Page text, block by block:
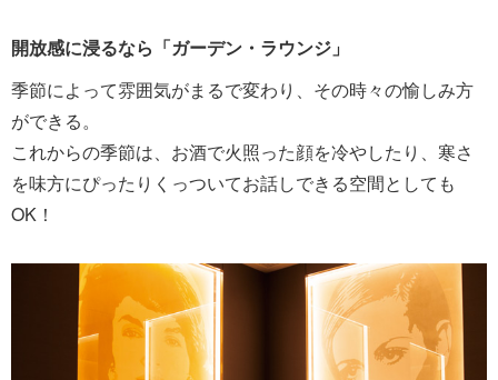
開放感に浸るなら「ガーデン・ラウンジ」
季節によって雰囲気がまるで変わり、その時々の愉しみ方
ができる。
これからの季節は、お酒で火照った顔を冷やしたり、寒さ
を味方にぴったりくっついてお話しできる空間としても
OK！